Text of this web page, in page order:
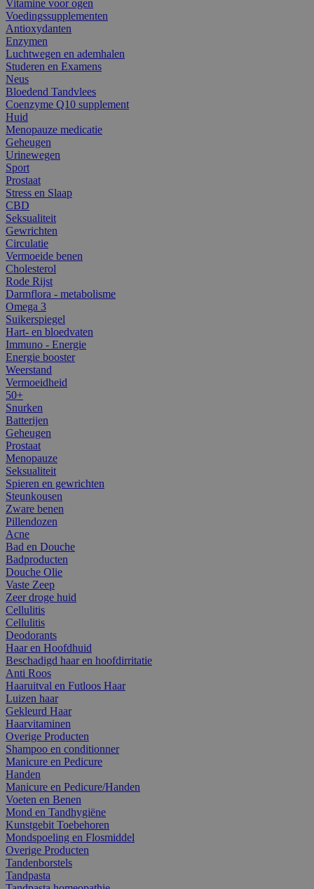
Vitamine voor ogen
Voedingssupplementen
Antioxydanten
Enzymen
Luchtwegen en ademhalen
Studeren en Examens
Neus
Bloedend Tandvlees
Coenzyme Q10 supplement
Huid
Menopauze medicatie
Geheugen
Urinewegen
Sport
Prostaat
Stress en Slaap
CBD
Seksualiteit
Gewrichten
Circulatie
Vermoeide benen
Cholesterol
Rode Rijst
Darmflora - metabolisme
Omega 3
Suikerspiegel
Hart- en bloedvaten
Immuno - Energie
Energie booster
Weerstand
Vermoeidheid
50+
Snurken
Batterijen
Geheugen
Prostaat
Menopauze
Seksualiteit
Spieren en gewrichten
Steunkousen
Zware benen
Pillendozen
Acne
Bad en Douche
Badproducten
Douche Olie
Vaste Zeep
Zeer droge huid
Cellulitis
Cellulitis
Deodorants
Haar en Hoofdhuid
Beschadigd haar en hoofdirritatie
Anti Roos
Haaruitval en Futloos Haar
Luizen haar
Gekleurd Haar
Haarvitaminen
Overige Producten
Shampoo en conditionner
Manicure en Pedicure
Handen
Manicure en Pedicure/Handen
Voeten en Benen
Mond en Tandhygiëne
Kunstgebit Toebehoren
Mondspoeling en Flosmiddel
Overige Producten
Tandenborstels
Tandpasta